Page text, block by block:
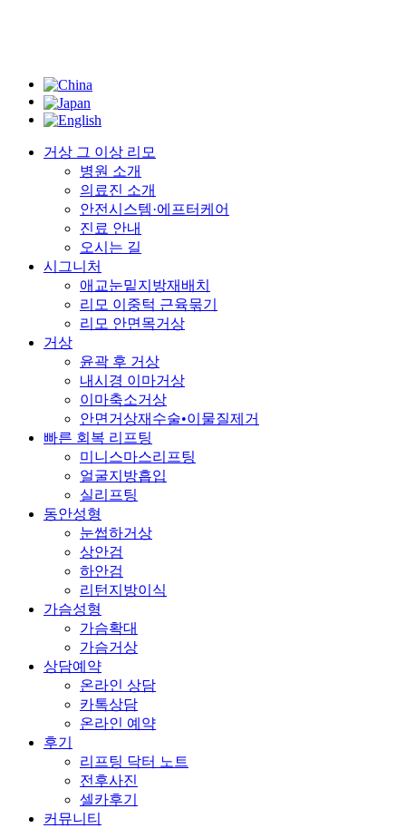
거상 그 이상 리모
병원 소개
의료진 소개
안전시스템·에프터케어
진료 안내
오시는 길
시그니처
애교눈밑지방재배치
리모 이중턱 근육묶기
리모 안면목거상
거상
윤곽 후 거상
내시경 이마거상
이마축소거상
안면거상재수술•이물질제거
빠른 회복 리프팅
미니스마스리프팅
얼굴지방흡입
실리프팅
동안성형
눈썹하거상
상안검
하안검
리턴지방이식
가슴성형
가슴확대
가슴거상
상담예약
온라인 상담
카톡상담
온라인 예약
후기
리프팅 닥터 노트
전후사진
셀카후기
커뮤니티